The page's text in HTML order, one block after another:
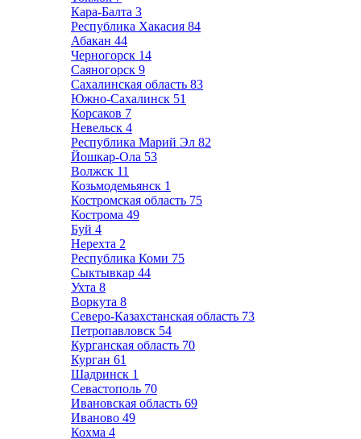
Кара-Балта 3
Республика Хакасия 84
Абакан 44
Черногорск 14
Саяногорск 9
Сахалинская область 83
Южно-Сахалинск 51
Корсаков 7
Невельск 4
Республика Марий Эл 82
Йошкар-Ола 53
Волжск 11
Козьмодемьянск 1
Костромская область 75
Кострома 49
Буй 4
Нерехта 2
Республика Коми 75
Сыктывкар 44
Ухта 8
Воркута 8
Северо-Казахстанская область 73
Петропавловск 54
Курганская область 70
Курган 61
Шадринск 1
Севастополь 70
Ивановская область 69
Иваново 49
Кохма 4